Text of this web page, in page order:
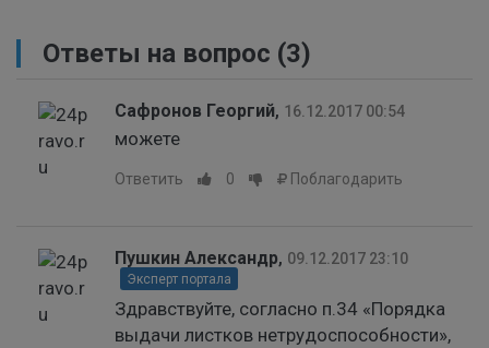
Ответы на вопрос (3)
Сафронов Георгий, 16.12.2017 00:54
можете
Ответить 0 Поблагодарить
Пушкин Александр, 09.12.2017 23:10
Эксперт портала
Здравствуйте, согласно п.34 «Порядка
выдачи листков нетрудоспособности»,